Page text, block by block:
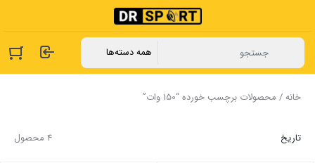
خانه/ محصولات برچسب خورده “150 وات”
4 محصول تاریخ